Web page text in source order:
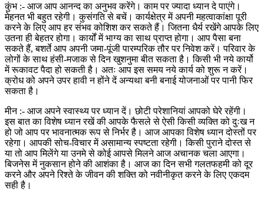
कुंभ :- आज आप आनन्द का अनुभव करेंगे। काम पर ज्यादा ध्यान दे पाएंगे।
मेहनत भी बहुत रहेगी। कुसंगति से बचें। कार्यक्षेत्र में अपनी महत्वाकांक्षा पूरी
करने के लिए आप हर संभव कोशिश कर सकते हैं। जितना धैर्य रखेंगे आपके लिए
उतना ही बेहतर होगा। कार्यों में भाग्य का साथ प्राप्त होगा। आप पैसा बना
सकते हैं, बशर्ते आप अपनी जमा-पूंजी पारम्परिक तौर पर निवेश करें। परिवार के
लोगों के साथ हंसी-मजाक से दिन खुशनुमा बीत सकता है। किसी भी नये कार्यो
में रूकावट पैदा हो सकती है। अतः आप इस समय नये कार्य को शुरू न करें।
क्रोध को अपने उपर हावी न होंने दें अन्यथा बनी बनाई योजनाओं पर पानी फिर
सकता है।
मीन :- आज अपने स्वास्थ्य पर ध्यान दें। छोटी परेशानियां आपको घेरे रहेंगी।
इस बात का विशेष ध्यान रखें की आपके फैसले से ऐसी किसी व्यक्ति को दुःख न
हो जो आप पर भावनात्मक रूप से निर्भर है। आज आपका विशेष ध्यान दोस्तों पर
रहेगा। आपकी सोच-विचार में असामान्य स्पष्टता रहेगी। किसी पुराने दोस्त से
या तो आप मिलेंगे या उनमे से कोई आपसे मिलने आज अचानक चला आएगा।
बिजनेस में नुकसान होने की आशंका है। आज का दिन सभी गलतफहमी को दूर
करने और अपने रिश्ते के जीवन की शक्ति को नवीनीकृत करने के लिए एकदम
सही है।